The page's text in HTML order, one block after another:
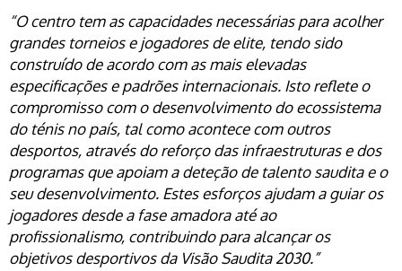
“O centro tem as capacidades necessárias para acolher
grandes torneios e jogadores de elite, tendo sido
construído de acordo com as mais elevadas
especificações e padrões internacionais. Isto reflete o
compromisso com o desenvolvimento do ecossistema
do ténis no país, tal como acontece com outros
desportos, através do reforço das infraestruturas e dos
programas que apoiam a deteção de talento saudita e o
seu desenvolvimento. Estes esforços ajudam a guiar os
jogadores desde a fase amadora até ao
profissionalismo, contribuindo para alcançar os
objetivos desportivos da Visão Saudita 2030.”